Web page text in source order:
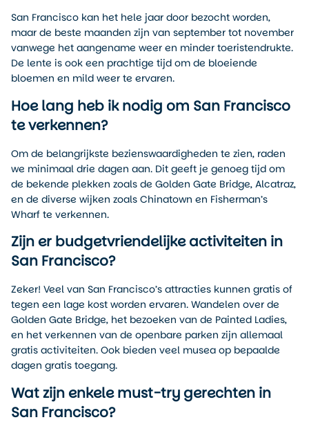
San Francisco kan het hele jaar door bezocht worden,
maar de beste maanden zijn van september tot november
vanwege het aangename weer en minder toeristendrukte.
De lente is ook een prachtige tijd om de bloeiende
bloemen en mild weer te ervaren.
Hoe lang heb ik nodig om San Francisco
te verkennen?
Om de belangrijkste bezienswaardigheden te zien, raden
we minimaal drie dagen aan. Dit geeft je genoeg tijd om
de bekende plekken zoals de Golden Gate Bridge, Alcatraz,
en de diverse wijken zoals Chinatown en Fisherman’s
Wharf te verkennen.
Zijn er budgetvriendelijke activiteiten in
San Francisco?
Zeker! Veel van San Francisco’s attracties kunnen gratis of
tegen een lage kost worden ervaren. Wandelen over de
Golden Gate Bridge, het bezoeken van de Painted Ladies,
en het verkennen van de openbare parken zijn allemaal
gratis activiteiten. Ook bieden veel musea op bepaalde
dagen gratis toegang.
Wat zijn enkele must-try gerechten in
San Francisco?